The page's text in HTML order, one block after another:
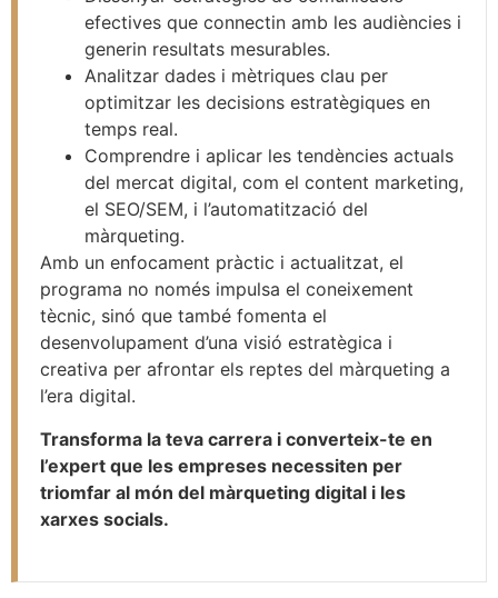
efectives que connectin amb les audiències i
generin resultats mesurables.
Analitzar dades i mètriques clau per
optimitzar les decisions estratègiques en
temps real.
Comprendre i aplicar les tendències actuals
del mercat digital, com el content marketing,
el SEO/SEM, i l’automatització del
màrqueting.
Amb un enfocament pràctic i actualitzat, el
programa no només impulsa el coneixement
tècnic, sinó que també fomenta el
desenvolupament d’una visió estratègica i
creativa per afrontar els reptes del màrqueting a
l’era digital.
Transforma la teva carrera i converteix-te en
l’expert que les empreses necessiten per
triomfar al món del màrqueting digital i les
xarxes socials.